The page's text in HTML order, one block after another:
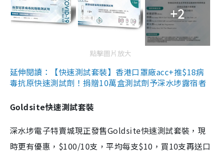
+2
點擊圖片放大
延伸閱讀：【快速測試套裝】香港口罩廠acc+推$18病
毒抗原快速測試劑！捐贈10萬盒測試劑予深水埗露宿者
Goldsite快速測試套裝
深水埗電子特賣城現正發售Goldsite快速測試套裝，現
時更有優惠，$100/10支，平均每支$10，買10支再送口